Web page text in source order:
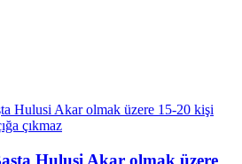
Hulusi Akar olmak üzere